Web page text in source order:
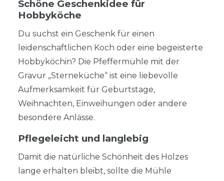
Schöne Geschenkidee für
Hobbyköche
Du suchst ein Geschenk für einen
leidenschaftlichen Koch oder eine begeisterte
Hobbyköchin? Die Pfeffermühle mit der
Gravur „Sterneküche“ ist eine liebevolle
Aufmerksamkeit für Geburtstage,
Weihnachten, Einweihungen oder andere
besondere Anlässe.
Pflegeleicht und langlebig
Damit die natürliche Schönheit des Holzes
lange erhalten bleibt, sollte die Mühle